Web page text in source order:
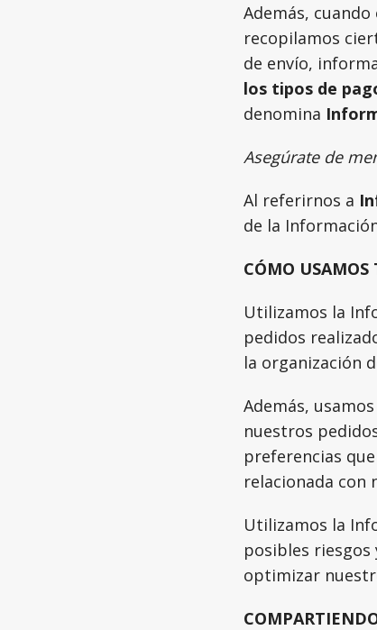
Además,
recopilamos
de envío,
los tipos de
denomina
Asegúrate de
Al referirnos a
de la
CÓMO
Utilizamos la
pedidos
la organización
Además,
nuestros
preferencias
relacionada con
Utilizamos la
posibles
optimizar